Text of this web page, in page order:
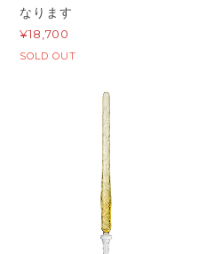
なります
¥18,700
SOLD OUT